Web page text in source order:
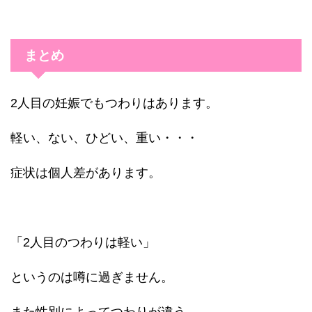
まとめ
2人目の妊娠でもつわりはあります。
軽い、ない、ひどい、重い・・・
症状は個人差があります。
「2人目のつわりは軽い」
というのは噂に過ぎません。